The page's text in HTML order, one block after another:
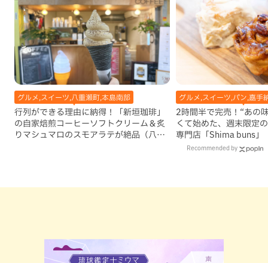
グルメ,スイーツ,八重瀬町,本島南部
行列ができる理由に納得！「新垣珈琲」
の自家焙煎コーヒーソフトクリーム＆炙
りマシュマロのスモアラテが絶品（八重
グルメ,スイーツ,パン,嘉手
2時間半で完売！“あの
くて始めた、週末限定
専門店「Shima buns」
Recommended by